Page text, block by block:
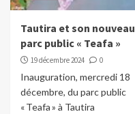
Tautira et son nouveau
parc public « Teafa »
19 décembre 2024 0
Inauguration, mercredi 18
décembre, du parc public
« Teafa » à Tautira